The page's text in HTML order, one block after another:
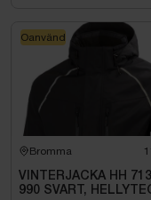
Bromma
VINTERJACKA HH
990 SVART,
Oanvänd